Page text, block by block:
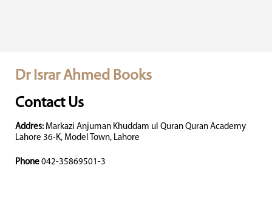
Dr Israr Ahmed Books
Contact Us
Addres: Markazi Anjuman Khuddam ul Quran Quran Academy
Lahore 36-K, Model Town, Lahore
Phone 042-35869501-3